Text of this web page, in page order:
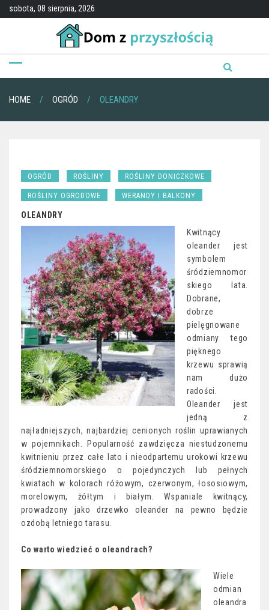
sobota, 08 sierpnia, 2026
HOME OGRÓD OLEANDRY
OGRÓD ROŚLINY ROŚLINY DONICZKOWE
ROŚLINY OGRODOWE WERANDY I BALKONY
OLEANDRY
Kwitnący
oleander jest
symbolem
śródziemnomor
skiego lata.
Dobrane,
dobrze
pielęgnowane
odmiany tego
pięknego
krzewu sprawią
nam dużo
radości.
Oleander jest
jedną z
najładniejszych, najbardziej cenionych roślin uprawianych
w pojemnikach. Popularność zawdzięcza niestudzonemu
kwitnieniu przez całe lato i nieodpartemu urokowi krzewu
śródziemnomorskiego o pojedynczych lub pełnych
kwiatach w kolorach różowym, czerwonym, łososiowym,
morelowym, żółtym i białym. Wspaniale kwitnący,
prowadzony jako drzewko oleander na pewno będzie
ozdobą letniego tarasu.
Co warto wiedzieć o oleandrach?
Wiele
odmian
oleandra